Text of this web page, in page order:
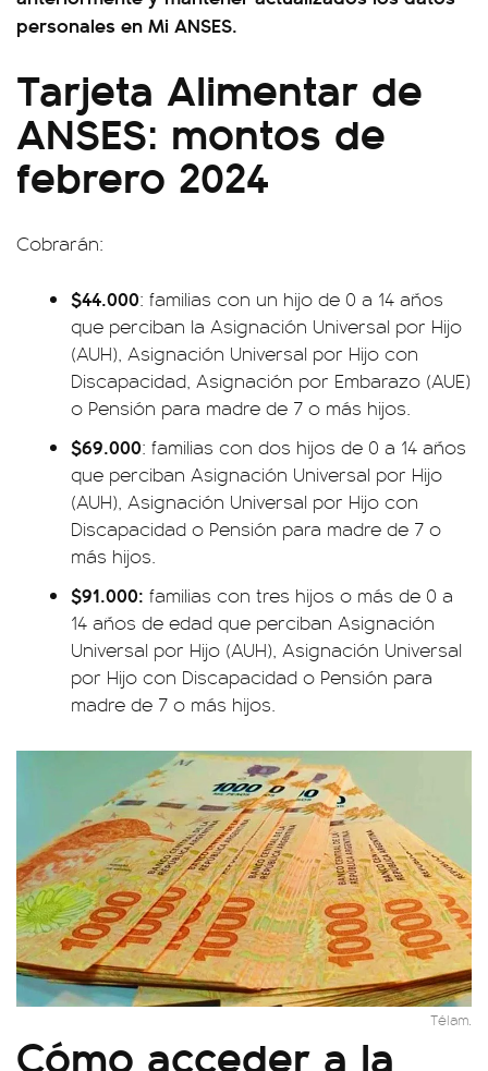
personales en Mi ANSES.
Tarjeta Alimentar de
ANSES: montos de
febrero 2024
Cobrarán:
$44.000: familias con un hijo de 0 a 14 años
que perciban la Asignación Universal por Hijo
(AUH), Asignación Universal por Hijo con
Discapacidad, Asignación por Embarazo (AUE)
o Pensión para madre de 7 o más hijos.
$69.000: familias con dos hijos de 0 a 14 años
que perciban Asignación Universal por Hijo
(AUH), Asignación Universal por Hijo con
Discapacidad o Pensión para madre de 7 o
más hijos.
$91.000: familias con tres hijos o más de 0 a
14 años de edad que perciban Asignación
Universal por Hijo (AUH), Asignación Universal
por Hijo con Discapacidad o Pensión para
madre de 7 o más hijos.
Télam.
Cómo acceder a la